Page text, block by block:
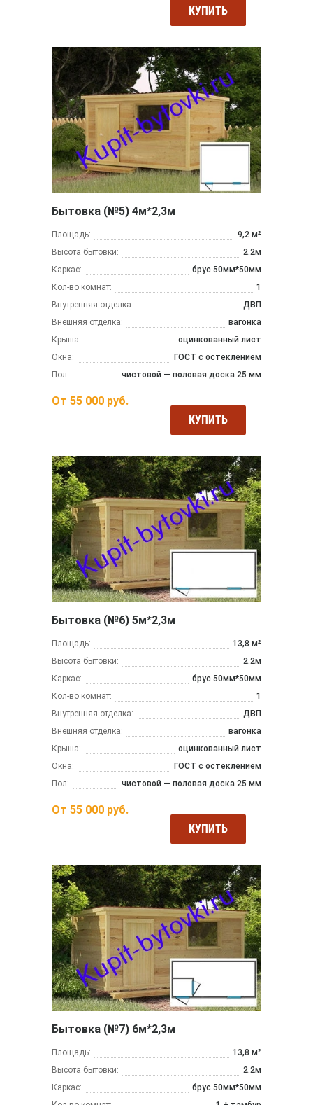
КУПИТЬ
Бытовка (№5) 4м*2,3м
Площадь:
9,2 м²
Высота бытовки:
2.2м
Каркас:
брус 50мм*50мм
Кол-во комнат:
1
Внутренняя отделка:
ДВП
Внешняя отделка:
вагонка
Крыша:
оцинкованный лист
Окна:
ГОСТ с остеклением
Пол:
чистовой — половая доска 25 мм
От 55 000 руб.
КУПИТЬ
Бытовка (№6) 5м*2,3м
Площадь:
13,8 м²
Высота бытовки:
2.2м
Каркас:
брус 50мм*50мм
Кол-во комнат:
1
Внутренняя отделка:
ДВП
Внешняя отделка:
вагонка
Крыша:
оцинкованный лист
Окна:
ГОСТ с остеклением
Пол:
чистовой — половая доска 25 мм
От 55 000 руб.
КУПИТЬ
Бытовка (№7) 6м*2,3м
Площадь:
13,8 м²
Высота бытовки:
2.2м
Каркас:
брус 50мм*50мм